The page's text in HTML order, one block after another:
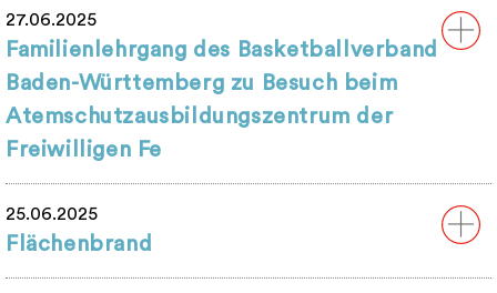
27.06.2025
Familienlehrgang des Basketballverband
Baden-Württemberg zu Besuch beim
Atemschutzausbildungszentrum der
Freiwilligen Fe
25.06.2025
Flächenbrand